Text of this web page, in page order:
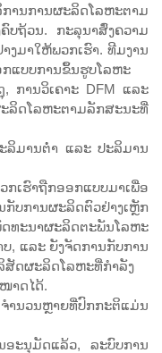
ານການຜະລິດໂລຫະຕາມ
ບຖ້ວນ. ກະລຸນາສົ່ງຄວາມ
ງມາໃຫ້ພວກເຮົາ. ທີມງານ
ກແບບການຂຶ້ນຮູບໂລຫະ
ການວິເຄາະ DFM ແລະ
ລິດໂລຫະຕາມລັກສະນະທີ່
ລິມານຕ່ຳ ແລະ ປະລິມານ
ກເຮົາຖືກອອກແບບມາເພື່ອ
ບການຜະລິດຕົວຢ່າງເຫຼັກ
ທະນາຜະລິດຕະພັນໂລຫະ
, ແລະ ຍັງຈັດການກັບການ
ສັດຜະລິດໂລຫະທີ່ກຳລັງ
າດໄດ້.
ນວນຫຼາຍທີ່ປົກກະຕິແມ່ນ
ອະນຸມັດແລ້ວ, ລະບົບການ